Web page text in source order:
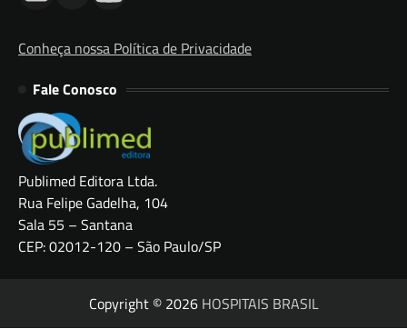
Conheça nossa Política de Privacidade
Fale Conosco
Publimed Editora Ltda.
Rua Felipe Gadelha, 104
Sala 55 – Santana
CEP: 02012-120 – São Paulo/SP
Copyright © 2026 HOSPITAIS BRASIL